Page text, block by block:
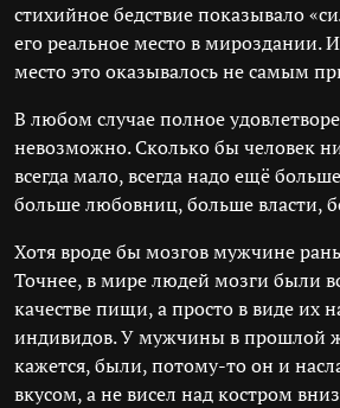
стихийное бедствие показывало
его реальное место в мироздании.
место это оказывалось не самым
В любом случае полное
невозможно. Сколько бы человек
всегда мало, всегда надо ещё
больше любовниц, больше власти,
Хотя вроде бы мозгов мужчине
Точнее, в мире людей мозги были
качестве пищи, а просто в виде их
индивидов. У мужчины в прошлой
кажется, были, потому-то он и
вкусом, а не висел над костром